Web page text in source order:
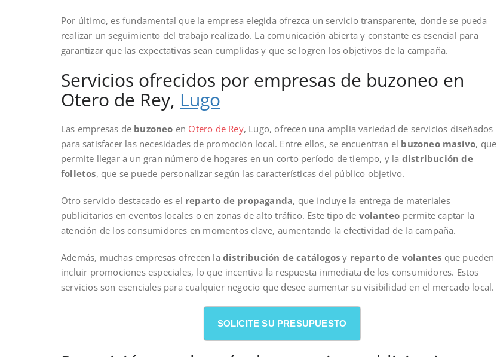
Por último, es fundamental que la empresa elegida ofrezca un servicio transparente, donde se pueda
realizar un seguimiento del trabajo realizado. La comunicación abierta y constante es esencial para
garantizar que las expectativas sean cumplidas y que se logren los objetivos de la campaña.
Servicios ofrecidos por empresas de buzoneo en
Otero de Rey, Lugo
Las empresas de buzoneo en Otero de Rey, Lugo, ofrecen una amplia variedad de servicios diseñados
para satisfacer las necesidades de promoción local. Entre ellos, se encuentran el buzoneo masivo, que
permite llegar a un gran número de hogares en un corto período de tiempo, y la distribución de
folletos, que se puede personalizar según las características del público objetivo.
Otro servicio destacado es el reparto de propaganda, que incluye la entrega de materiales
publicitarios en eventos locales o en zonas de alto tráfico. Este tipo de volanteo permite captar la
atención de los consumidores en momentos clave, aumentando la efectividad de la campaña.
Además, muchas empresas ofrecen la distribución de catálogos y reparto de volantes que pueden
incluir promociones especiales, lo que incentiva la respuesta inmediata de los consumidores. Estos
servicios son esenciales para cualquier negocio que desee aumentar su visibilidad en el mercado local.
SOLICITE SU PRESUPUESTO